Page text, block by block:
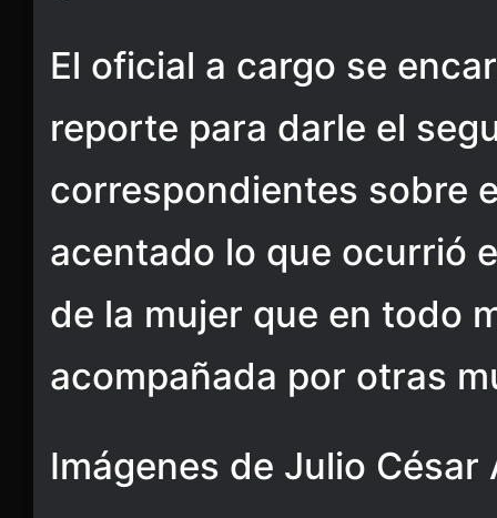
El oficial a cargo se
reporte para darle el
correspondientes sobre
acentado lo que ocurrió
de la mujer que en todo
acompañada por otras
Imágenes de Julio César